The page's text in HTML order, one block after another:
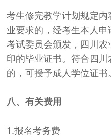
考生修完教学计划规定
业要求的，经考生本人
考试委员会颁发，四川
印的毕业证书。符合四
的，可授予成人学位证书
八、有关费用
1.报名考务费